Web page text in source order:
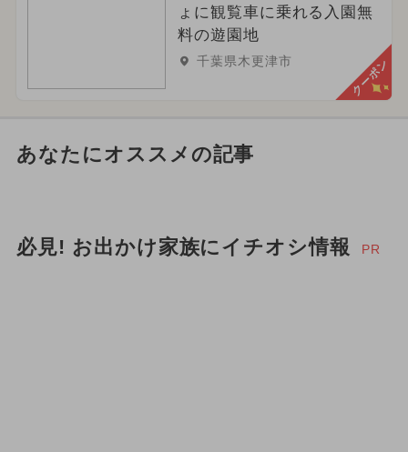
ょに観覧車に乗れる入園無
料の遊園地
千葉県木更津市 クーポン
あなたにオススメの記事
必見! お出かけ家族にイチオシ情報 PR